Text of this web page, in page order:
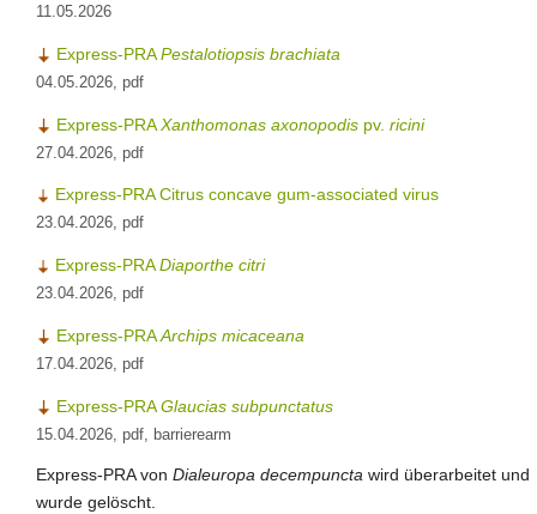
11.05.2026
Express-PRAPestalotiopsis brachiata
04.05.2026, pdf
Express-PRAXanthomonas axonopodis pv. ricini
27.04.2026, pdf
Express-PRA Citrus concave gum-associated virus
23.04.2026, pdf
Express-PRADiaporthe citri
23.04.2026, pdf
Express-PRAArchips micaceana
17.04.2026, pdf
Express-PRAGlaucias subpunctatus
15.04.2026, pdf, barrierearm
Express-PRA von Dialeuropa decempuncta wird überarbeitet und
wurde gelöscht.